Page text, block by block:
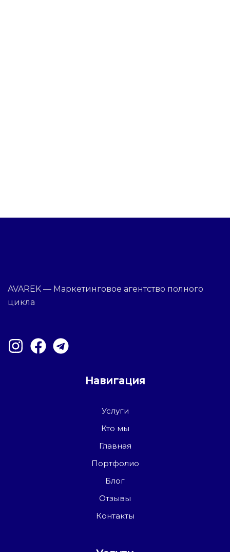
AVAREK — Маркетинговое агентство полного
цикла
Навигация
Услуги
Кто мы
Главная
Портфолио
Блог
Отзывы
Контакты